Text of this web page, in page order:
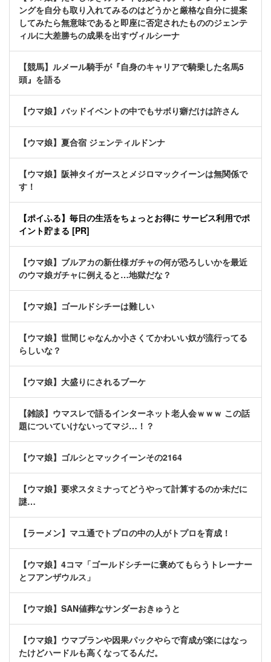
ングを自分も取り入れてみるのはどうかと厳格な自分に提案
してみたら無意味であると即座に否定されたもののジェンテ
ィルに大差勝ちの成果を出すヴィルシーナ
【競馬】ルメール騎手が『自身のキャリアで騎乗した名馬5
頭』を語る
【ウマ娘】バッドイベントの中でもサボり癖だけは許さん
【ウマ娘】夏合宿 ジェンティルドンナ
【ウマ娘】阪神タイガースとメジロマックイーンは無関係で
す！
【ポイふる】毎日の生活をちょっとお得に サービス利用でポ
イント貯まる [PR]
【ウマ娘】ブルアカの新仕様ガチャの何が恐ろしいかを最近
のウマ娘ガチャに例えると…地獄だな？
【ウマ娘】ゴールドシチーは難しい
【ウマ娘】世間じゃなんか小さくてかわいい奴が流行ってる
らしいな？
【ウマ娘】大盛りにされるブーケ
【雑談】ウマスレで語るインターネット老人会ｗｗｗ この話
題についていけないってマジ…！？
【ウマ娘】ゴルシとマックイーンその2164
【ウマ娘】要求スタミナってどうやって計算するのか未だに
謎…
【ラーメン】マユ通でトプロの中の人がトプロを育成！
【ウマ娘】4コマ「ゴールドシチーに褒めてもらうトレーナー
とフアンザウルス」
【ウマ娘】SAN値葬なサンダーおきゅうと
【ウマ娘】ウマプランや因果パックやらで育成が楽にはなっ
たけどハードルも高くなってるんだ。